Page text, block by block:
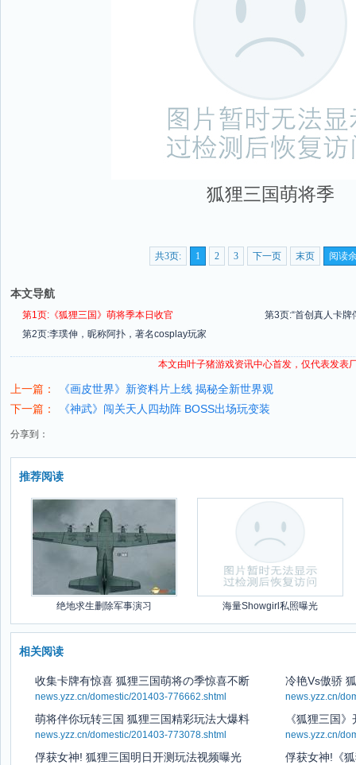
狐狸三国萌将季
共3页: 1 2 3 下一页 末页 阅读
本文导航
第1页:《狐狸三国》萌将季本日收官
第3页:“首创真人卡牌
第2页:李璞伸，昵称阿扑，著名cosplay玩家
本文由叶子猪游戏资讯中心首发，仅代表发表
上一篇：
《画皮世界》新资料片上线 揭秘全新世界观
下一篇：
《神武》闯关天人四劫阵 BOSS出场玩变装
分享到：
推荐阅读
绝地求生删除军事演习 海量Showgirl私照曝光
相关阅读
收集卡牌有惊喜 狐狸三国萌将の季惊喜不断
news.yzz.cn/domestic/201403-776662.shtml
冷艳Vs傲骄
news.yzz.cn/
萌将伴你玩转三国 狐狸三国精彩玩法大爆料
news.yzz.cn/domestic/201403-773078.shtml
《狐狸三国
news.yzz.cn/
俘获女神! 狐狸三国明日开测玩法视频曝光 俘获女神!《